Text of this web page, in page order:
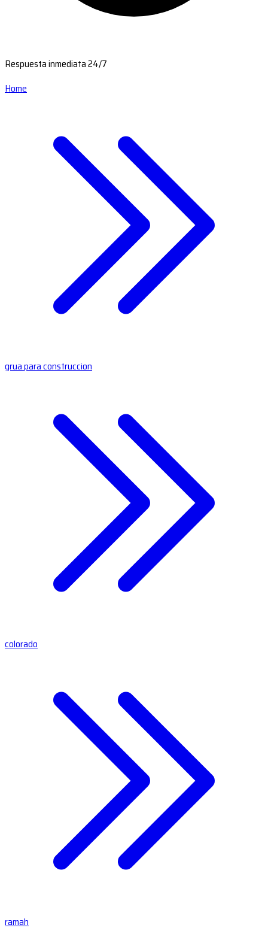
Respuesta inmediata 24/7
Home
grua para construccion
colorado
ramah